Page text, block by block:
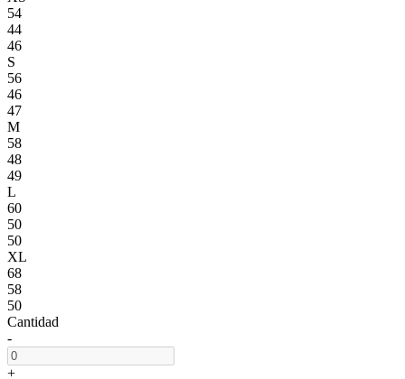
54
44
46
S
56
46
47
M
58
48
49
L
60
50
50
XL
68
58
50
Cantidad
-
+